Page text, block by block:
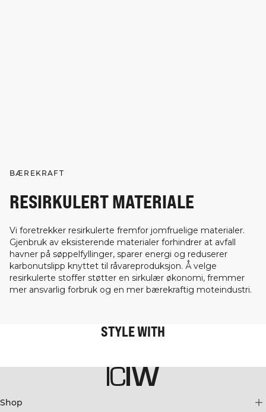
BÆREKRAFT
RESIRKULERT MATERIALE
Vi foretrekker resirkulerte fremfor jomfruelige materialer.
Gjenbruk av eksisterende materialer forhindrer at avfall
havner på søppelfyllinger, sparer energi og reduserer
karbonutslipp knyttet til råvareproduksjon. Å velge
resirkulerte stoffer støtter en sirkulær økonomi, fremmer
mer ansvarlig forbruk og en mer bærekraftig moteindustri.
STYLE WITH
Shop